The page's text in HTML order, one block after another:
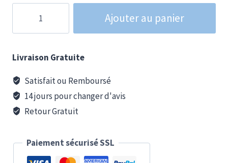
Chargeur
avec
câbles
de
chargeur
Iphone
Android
intégrés
Ajouter au panier
Livraison Gratuite
Satisfait ou Remboursé
14 jours pour changer d'avis
Retour Gratuit
Paiement sécurisé SSL